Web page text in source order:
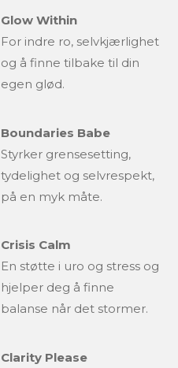
Glow Within
For indre ro, selvkjærlighet
og å finne tilbake til din
egen glød.
Boundaries Babe
Styrker grensesetting,
tydelighet og selvrespekt,
på en myk måte.
Crisis Calm
En støtte i uro og stress og
hjelper deg å finne
balanse når det stormer.
Clarity Please